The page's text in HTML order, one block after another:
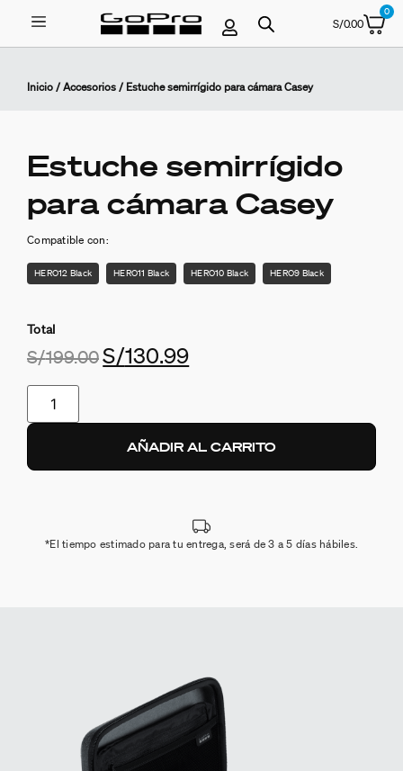
S/0.00
0
Inicio/Accesorios/ Estuche semirrígido para cámara Casey
Estuche semirrígido
para cámara Casey
Compatible con:
HERO12 Black HERO11 Black HERO10 Black HERO9 Black
Total
S/199.00S/130.99
AÑADIR AL CARRITO
*El tiempo estimado para tu entrega, será de 3 a 5 días hábiles.